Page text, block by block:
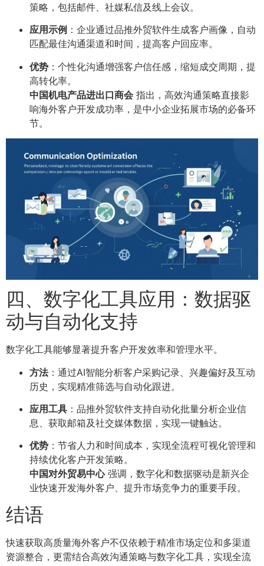
策略，包括邮件、社媒私信及线上会议。
应用示例 ：企业通过品推外贸软件生成客户画像，自动
匹配最佳沟通渠道和时间，提高客户回应率。
优势 ：个性化沟通增强客户信任感，缩短成交周期，提
高转化率。
中国机电产品进出口商会 指出，高效沟通策略直接影
响海外客户开发成功率，是中小企业拓展市场的必备环
节。
四、数字化工具应用：数据驱
动与自动化支持
数字化工具能够显著提升客户开发效率和管理水平。
方法：通过AI智能分析客户采购记录、兴趣偏好及互动
历史，实现精准筛选与自动化跟进。
应用工具 ：品推外贸软件支持自动化批量分析企业信
息、获取邮箱及社交媒体数据，实现一键触达。
优势 ：节省人力和时间成本，实现全流程可视化管理和
持续优化客户开发策略。
中国对外贸易中心强调，数字化和数据驱动是新兴企
业快速开发海外客户、提升市场竞争力的重要手段。
结语
快速获取高质量海外客户不仅依赖于精准市场定位和多渠道
资源整合，更需结合高效沟通策略与数字化工具，实现全流